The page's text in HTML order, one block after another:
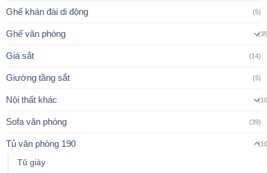
Ghế khán đài di động (5)
Ghế văn phòng
Giá sắt (14)
Giường tầng sắt (5)
Nội thất khác
Sofa văn phòng (39)
Tủ văn phòng 190
Tủ giày